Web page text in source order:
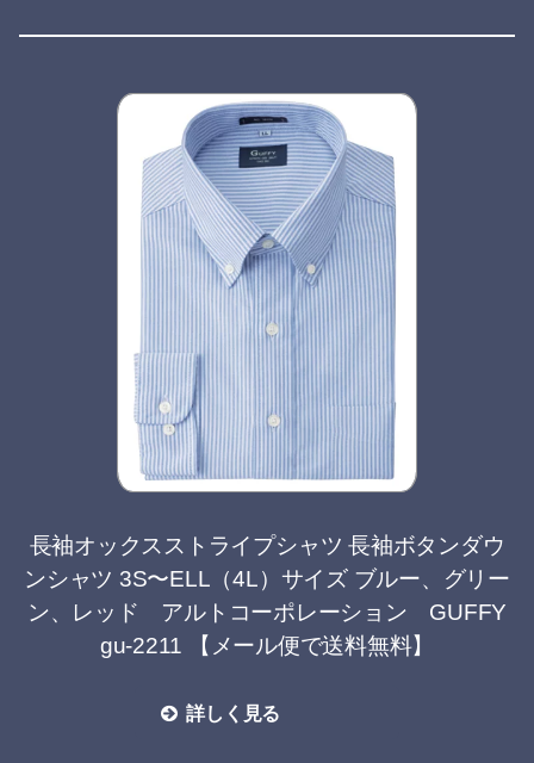
長袖オックスストライプシャツ 長袖ボタンダウ
ンシャツ 3S〜ELL（4L）サイズ ブルー、グリー
ン、レッド アルトコーポレーション GUFFY
gu-2211 【メール便で送料無料】
詳しく見る